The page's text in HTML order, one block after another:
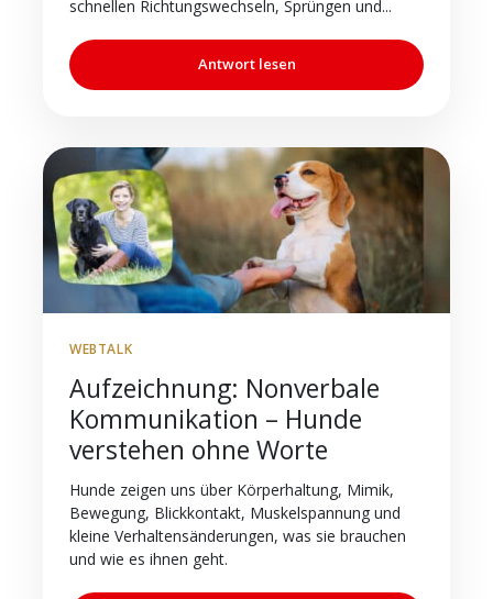
schnellen Richtungswechseln, Sprüngen und...
Antwort lesen
WEBTALK
Aufzeichnung: Nonverbale
Kommunikation – Hunde
verstehen ohne Worte
Hunde zeigen uns über Körperhaltung, Mimik,
Bewegung, Blickkontakt, Muskelspannung und
kleine Verhaltensänderungen, was sie brauchen
und wie es ihnen geht.